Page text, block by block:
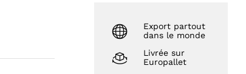
Export partout
dans le monde
Livrée sur
Europallet